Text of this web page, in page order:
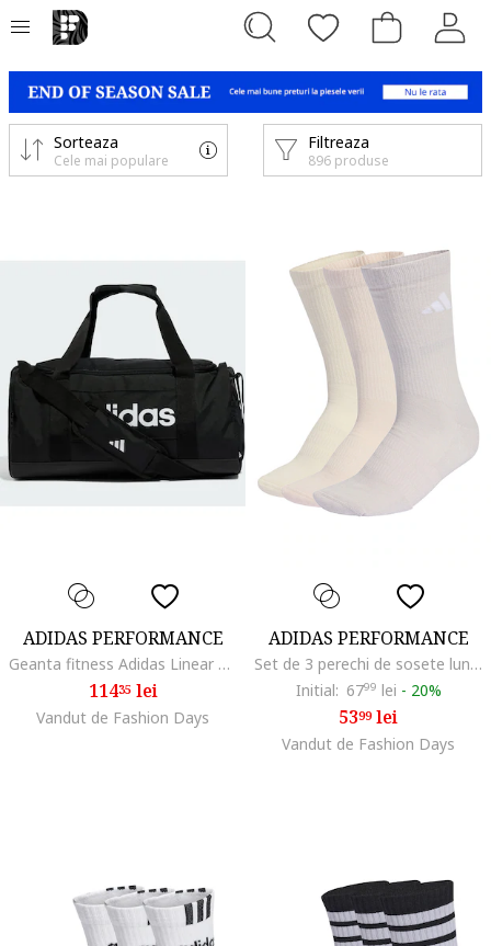
Filtreaza
896 produse
Sorteaza
Cele mai populare
ADIDAS PERFORMANCE
Geanta fitness Adidas Linear Duffle Small, Alb/Negru
11435lei
Vandut de Fashion Days
ADIDAS PERFORMANCE
Set de 3 perechi de sosete lungi cu model unisex, Galben/Roz prafuit/Liliac prafuit
Initial: 6799 lei - 20%
5399lei
Vandut de Fashion Days